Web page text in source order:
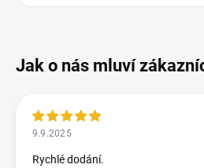
9.9.2025
Rychlé dodání.